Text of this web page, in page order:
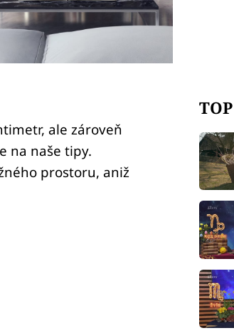
ale zároveň
na naše tipy.
prostoru, aniž